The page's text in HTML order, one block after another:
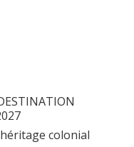
héritage colonial